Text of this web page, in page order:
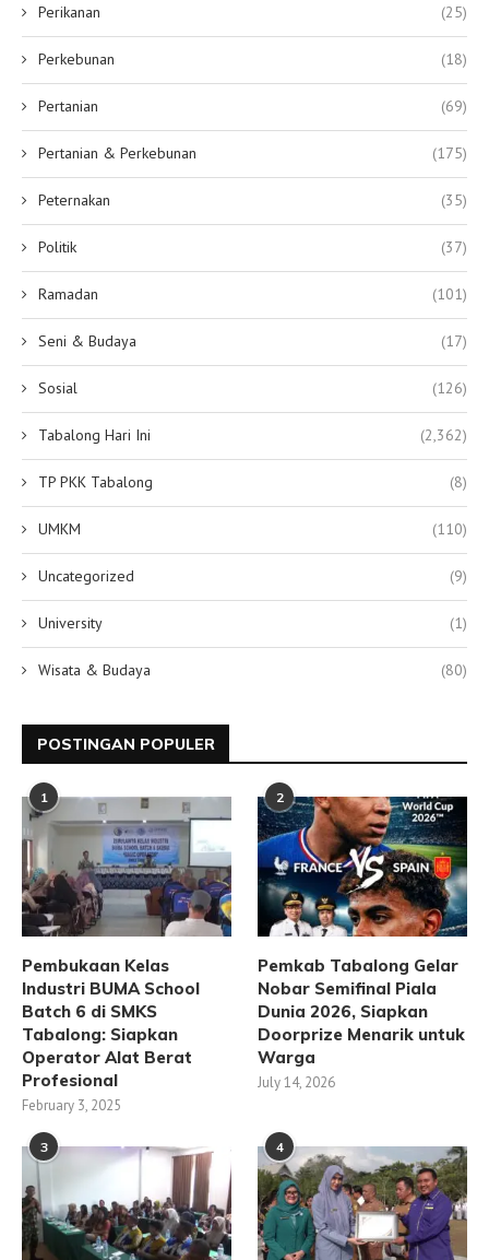
Perikanan (25)
Perkebunan (18)
Pertanian (69)
Pertanian & Perkebunan (175)
Peternakan (35)
Politik (37)
Ramadan (101)
Seni & Budaya (17)
Sosial (126)
Tabalong Hari Ini (2,362)
TP PKK Tabalong (8)
UMKM (110)
Uncategorized (9)
University (1)
Wisata & Budaya (80)
POSTINGAN POPULER
1
Pembukaan Kelas
Industri BUMA School
Batch 6 di SMKS
Tabalong: Siapkan
Operator Alat Berat
Profesional
February 3, 2025
2
Pemkab Tabalong Gelar
Nobar Semifinal Piala
Dunia 2026, Siapkan
Doorprize Menarik untuk
Warga
July 14, 2026
3 4